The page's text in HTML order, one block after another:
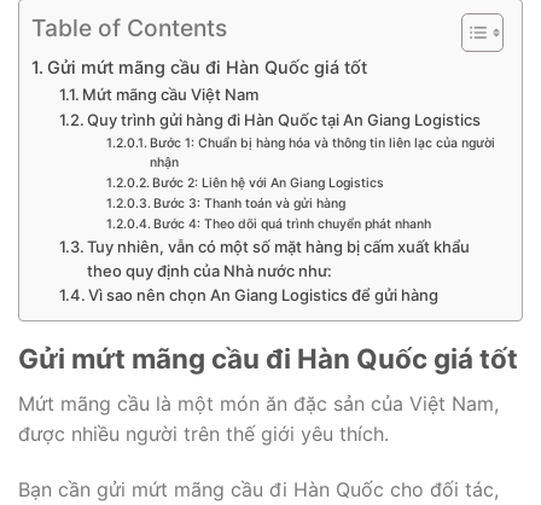
Table of Contents
Gửi mứt mãng cầu đi Hàn Quốc giá tốt
Mứt mãng cầu Việt Nam
Quy trình gửi hàng đi Hàn Quốc tại An Giang Logistics
Bước 1: Chuẩn bị hàng hóa và thông tin liên lạc của người
nhận
Bước 2: Liên hệ với An Giang Logistics
Bước 3: Thanh toán và gửi hàng
Bước 4: Theo dõi quá trình chuyển phát nhanh
Tuy nhiên, vẫn có một số mặt hàng bị cấm xuất khẩu
theo quy định của Nhà nước như:
Vì sao nên chọn An Giang Logistics để gửi hàng
Gửi mứt mãng cầu đi Hàn Quốc giá tốt
Mứt mãng cầu là một món ăn đặc sản của Việt Nam,
được nhiều người trên thế giới yêu thích.
Bạn cần gửi mứt mãng cầu đi Hàn Quốc cho đối tác,